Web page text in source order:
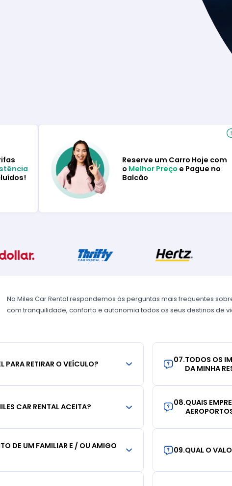
Reserve um Carro Hoje com
o Melhor Preço e Pague no
Balcão
Na Miles Car Rental respondemos às perguntas mais frequentes
com tranquilidade, conforto e autonomia todos os seus destinos de
PARA RETIRAR O VEÍCULO?
CAR RENTAL ACEITA?
DE UM FAMILIAR E / OU AMIGO
07.TODOS OS
DA MINHA
08.QUAIS
09.QUAL O